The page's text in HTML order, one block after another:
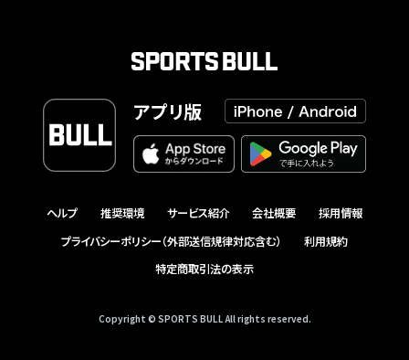
アプリ版
ヘルプ 推奨環境 サービス紹介 会社概要
採用情報
プライバシーポリシー（外部送信規律対応含む）
利用規約
特定商取引法の表示
Copyright © SPORTS BULL All rights reserved.